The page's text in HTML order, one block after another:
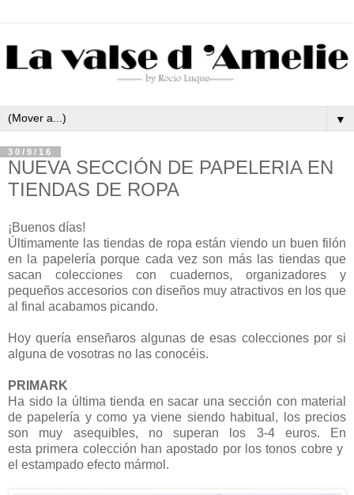
▼
30/9/16
NUEVA SECCIÓN DE PAPELERIA EN
TIENDAS DE ROPA
¡Buenos días!
Últimamente las tiendas de ropa están viendo un buen filón
en la papelería porque cada vez son más las tiendas que
sacan colecciones con cuadernos, organizadores y
pequeños accesorios con diseños muy atractivos en los que
al final acabamos picando.
Hoy quería enseñaros algunas de esas colecciones por si
alguna de vosotras no las conocéis.
PRIMARK
Ha sido la última tienda en sacar una sección con material
de papelería y como ya viene siendo habitual, los precios
son muy asequibles, no superan los 3-4 euros. En
esta primera colección han apostado por los tonos cobre y
el estampado efecto mármol.